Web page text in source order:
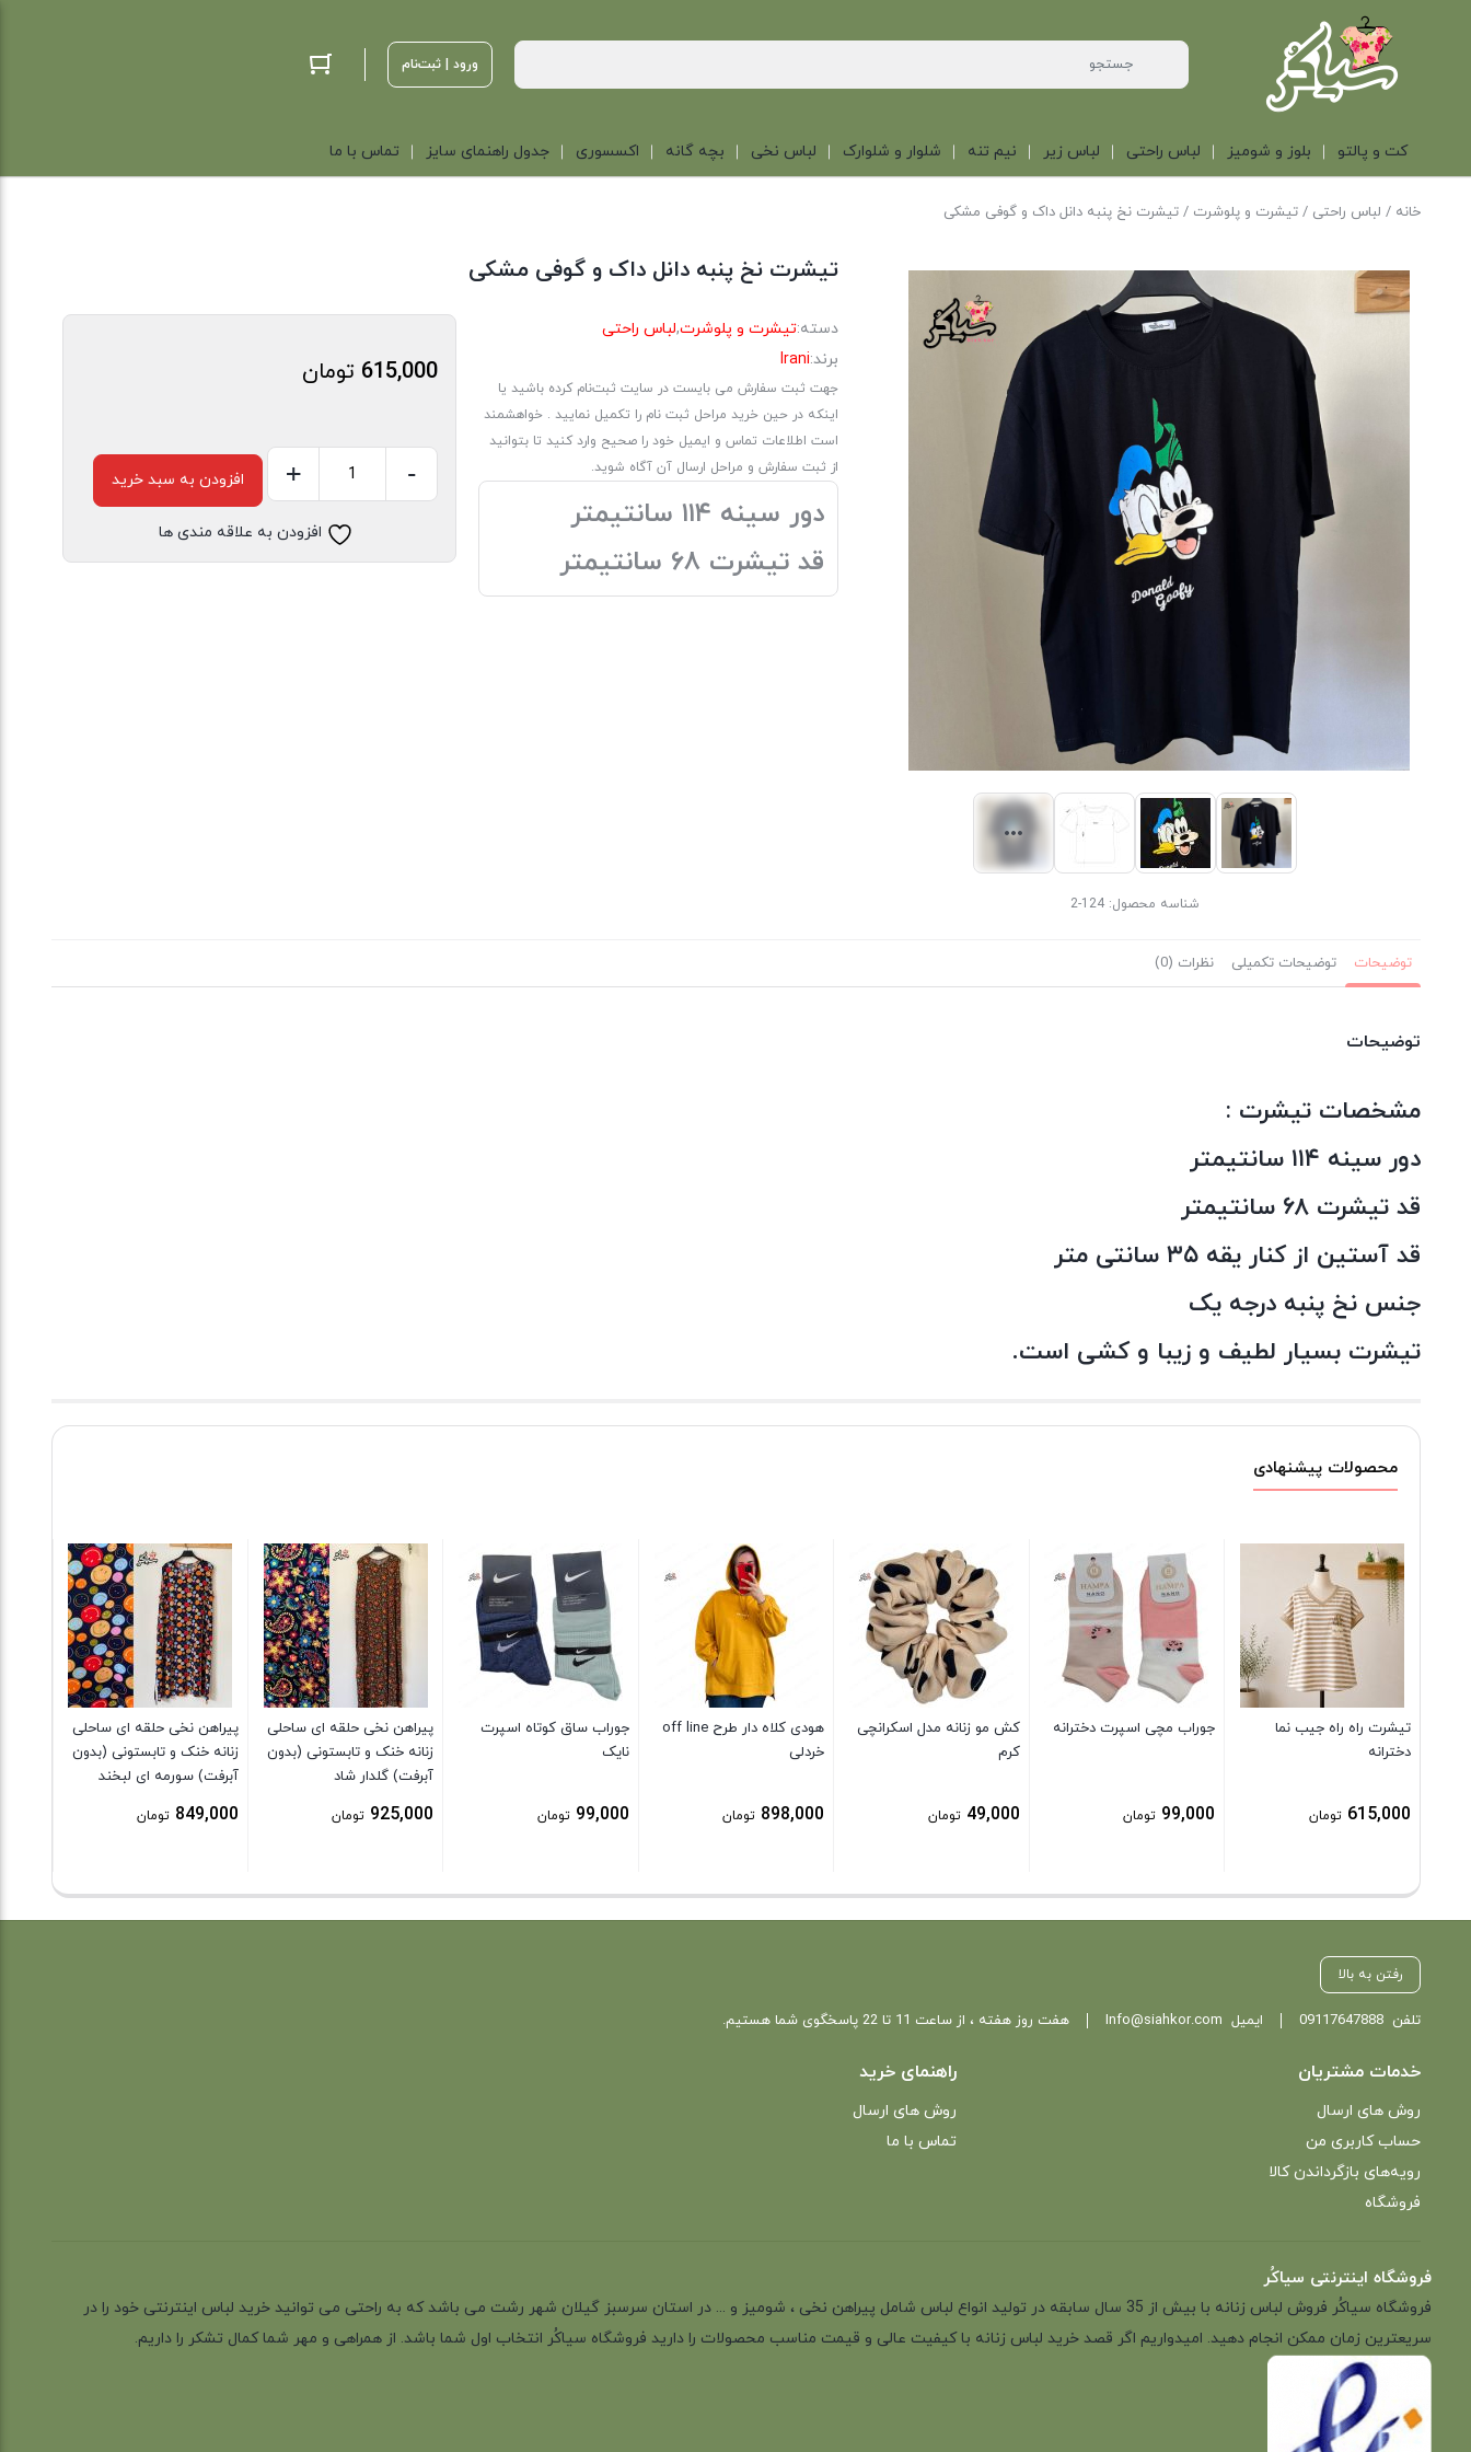
ورود | ثبت‌نام
کت و پالتو بلوز و شومیز لباس راحتی لباس زیر نیم تنه شلوار و شلوارک لباس نخی بچه گانه اکسسوری جدول راهنمای سایز تماس با ما
خانه / لباس راحتی /تیشرت و پلوشرت / تیشرت نخ پنبه دانل داک و گوفی مشکی
شناسه محصول:124-2
تیشرت نخ پنبه دانل داک و گوفی مشکی
دسته:تیشرت و پلوشرت,لباس راحتی
برند:Irani
جهت ثبت سفارش می بایست در سایت ثبت‌نام کرده باشید یا
اینکه در حین خرید مراحل ثبت نام را تکمیل نمایید . خواهشمند
است اطلاعات تماس و ایمیل خود را صحیح وارد کنید تا بتوانید
از ثبت سفارش و مراحل ارسال آن آگاه شوید.
دور سینه ۱۱۴ سانتیمتر
قد تیشرت ۶۸ سانتیمتر
615,000 تومان
-
+ افزودن به سبد خرید
افزودن به علاقه مندی ها
توضیحات توضیحات تکمیلی نظرات (0)
توضیحات
مشخصات تیشرت :
دور سینه ۱۱۴ سانتیمتر
قد تیشرت ۶۸ سانتیمتر
قد آستین از کنار یقه ۳۵ سانتی متر
جنس نخ پنبه درجه یک
تیشرت بسیار لطیف و زیبا و کشی است.
محصولات پیشنهادی
تیشرت راه راه جیب نما
دخترانه
615,000 تومان
جوراب مچی اسپرت دخترانه
99,000 تومان
کش مو زنانه مدل اسکرانچی
کرم
49,000 تومان
هودی کلاه دار طرح off line
خردلی
898,000 تومان
جوراب ساق کوتاه اسپرت
نایک
99,000 تومان
پیراهن نخی حلقه ای ساحلی
زنانه خنک و تابستونی (بدون
آبرفت) گلدار شاد
925,000 تومان
پیراهن نخی حلقه ای ساحلی
زنانه خنک و تابستونی (بدون
آبرفت) سورمه ای لبخند
849,000 تومان
رفتن به بالا
تلفن09117647888 ایمیل Info@siahkor.com هفت روز هفته ، از ساعت 11 تا 22 پاسخگوی شما هستیم.
خدمات مشتریان
روش های ارسال
حساب کاربری من
رویه‌های بازگرداندن کالا
فروشگاه
راهنمای خرید
روش های ارسال
تماس با ما
فروشگاه اینترنتی سیاکُر
فروشگاه سیاکُر فروش لباس زنانه با بیش از 35 سال سابقه در تولید انواع لباس شامل پیراهن نخی ، شومیز و ... در استان سرسبز گیلان شهر رشت می باشد که به راحتی می توانید خرید لباس اینترنتی خود را در
سریعترین زمان ممکن انجام دهید. امیدواریم اگر قصد خرید لباس زنانه با کیفیت عالی و قیمت مناسب محصولات را دارید فروشگاه سیاکُر انتخاب اول شما باشد. از همراهی و مهر شما کمال تشکر را داریم.